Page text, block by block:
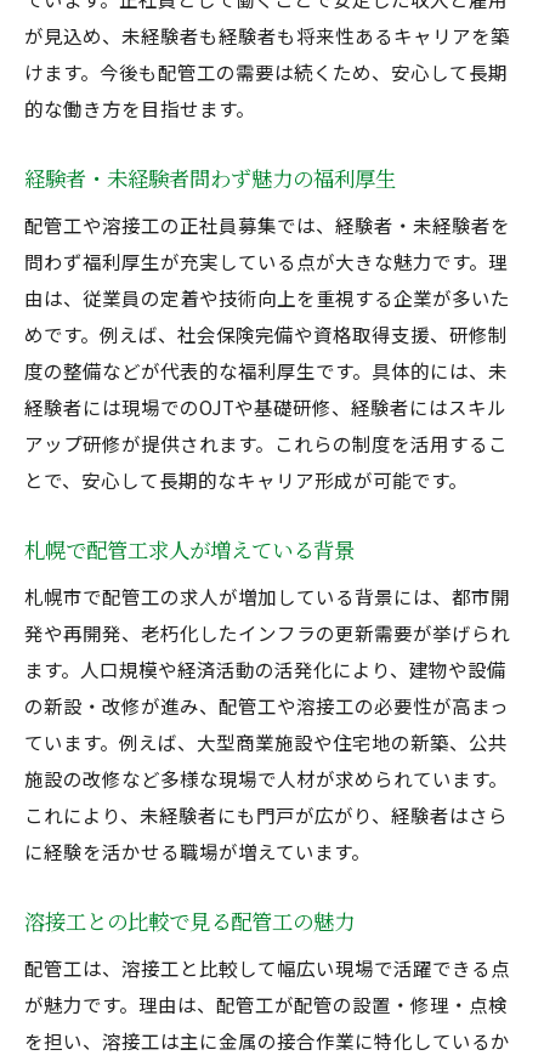
が見込め、未経験者も経験者も将来性あるキャリアを築
けます。今後も配管工の需要は続くため、安心して長期
的な働き方を目指せます。
経験者・未経験者問わず魅力の福利厚生
配管工や溶接工の正社員募集では、経験者・未経験者を
問わず福利厚生が充実している点が大きな魅力です。理
由は、従業員の定着や技術向上を重視する企業が多いた
めです。例えば、社会保険完備や資格取得支援、研修制
度の整備などが代表的な福利厚生です。具体的には、未
経験者には現場でのOJTや基礎研修、経験者にはスキル
アップ研修が提供されます。これらの制度を活用するこ
とで、安心して長期的なキャリア形成が可能です。
札幌で配管工求人が増えている背景
札幌市で配管工の求人が増加している背景には、都市開
発や再開発、老朽化したインフラの更新需要が挙げられ
ます。人口規模や経済活動の活発化により、建物や設備
の新設・改修が進み、配管工や溶接工の必要性が高まっ
ています。例えば、大型商業施設や住宅地の新築、公共
施設の改修など多様な現場で人材が求められています。
これにより、未経験者にも門戸が広がり、経験者はさら
に経験を活かせる職場が増えています。
溶接工との比較で見る配管工の魅力
配管工は、溶接工と比較して幅広い現場で活躍できる点
が魅力です。理由は、配管工が配管の設置・修理・点検
を担い、溶接工は主に金属の接合作業に特化しているか